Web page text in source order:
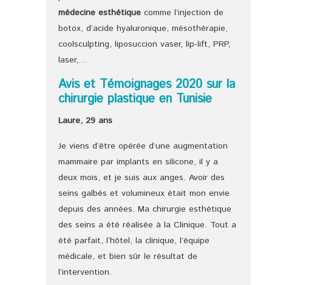
médecine esthétique comme l’injection de
botox, d’acide hyaluronique, mésothérapie,
coolsculpting, liposuccion vaser, lip-lift, PRP,
laser,…
Avis et Témoignages 2020 sur la
chirurgie plastique en Tunisie
Laure, 29 ans
Je viens d’être opérée d’une augmentation
mammaire par implants en silicone, il y a
deux mois, et je suis aux anges. Avoir des
seins galbés et volumineux était mon envie
depuis des années. Ma chirurgie esthétique
des seins a été réalisée à la Clinique. Tout a
été parfait, l’hôtel, la clinique, l’équipe
médicale, et bien sûr le résultat de
l’intervention.